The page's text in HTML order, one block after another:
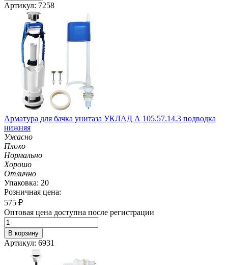
Артикул: 7258
Арматура для бачка унитаза УКЛАД А 105.57.14.3 подводка
нижняя
Ужасно
Плохо
Нормально
Хорошо
Отлично
Упаковка: 20
Розничная цена:
575 ₽
Оптовая цена доступна после регистрации
В корзину
Артикул: 6931